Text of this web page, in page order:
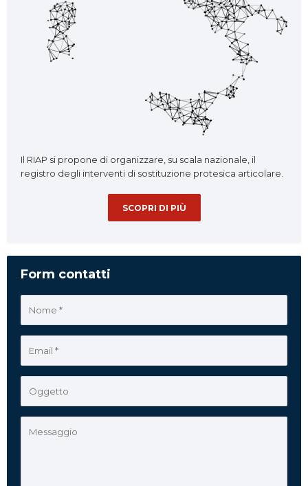
Il RIAP si propone di organizzare, su scala nazionale, il
registro degli interventi di sostituzione protesica articolare.
SCOPRI DI PIÙ
Form contatti